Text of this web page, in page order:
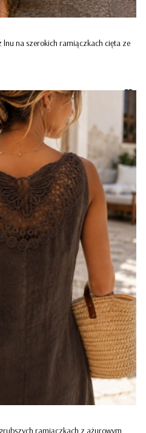
na szerokich ramiączkach cięta ze
ramiączkach z ażurowym